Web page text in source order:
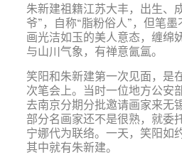
朱新建祖籍江苏大丰，出生、
爷”，自称“脂粉俗人”，但笔
画光洁如玉的美人意态，缠绵
与山川气象，有禅意氤氲。
笑阳和朱新建第一次见面，是
次笔会上。当时一位地方公安
去南京分期分批邀请画家来无
部分名画家还不是很熟，就委
宁娜代为联络。一天，笑阳如
其中就有朱新建。